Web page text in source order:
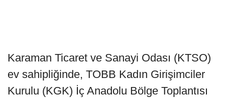
Karaman Ticaret ve Sanayi Odası (KTSO)
ev sahipliğinde, TOBB Kadın Girişimciler
Kurulu (KGK) İç Anadolu Bölge Toplantısı